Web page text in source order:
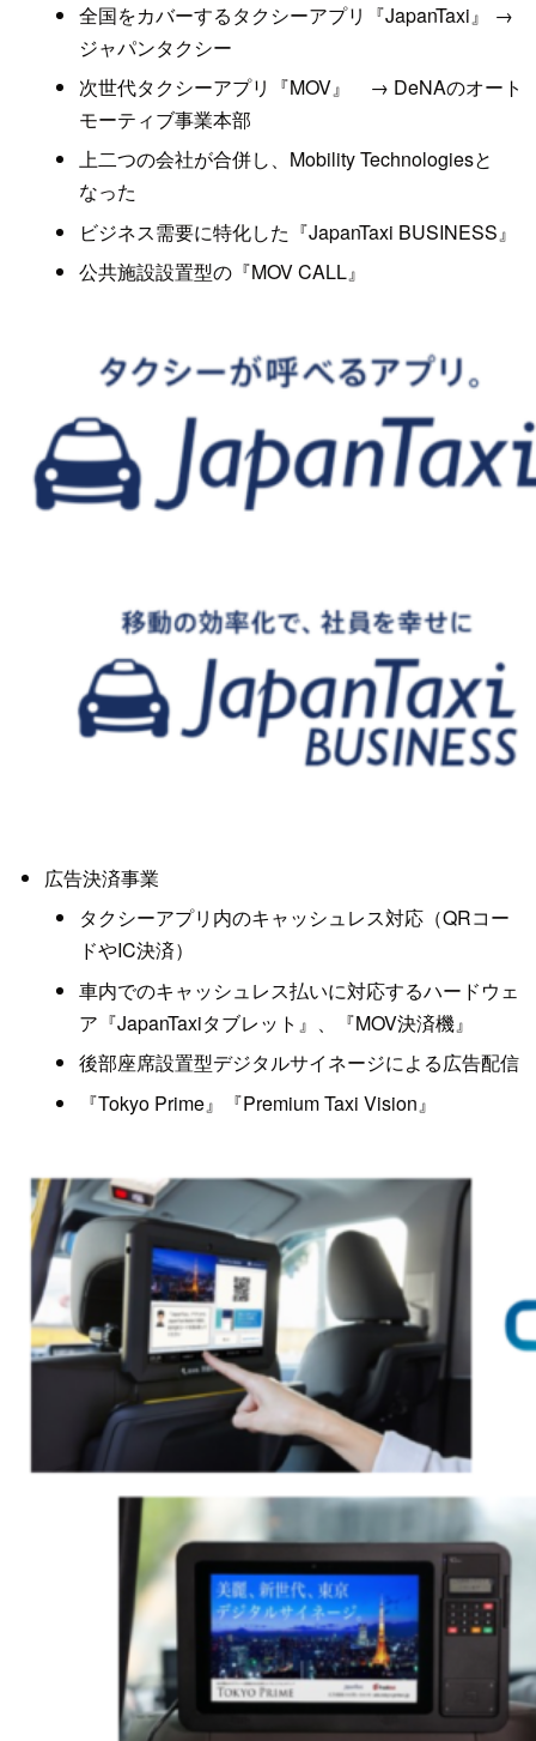
全国をカバーするタクシーアプリ『JapanTaxi』 →
ジャパンタクシー
次世代タクシーアプリ『MOV』 → DeNAのオート
モーティブ事業本部
上二つの会社が合併し、Mobility Technologiesと
なった
ビジネス需要に特化した『JapanTaxi BUSINESS』
公共施設設置型の『MOV CALL』
広告決済事業
タクシーアプリ内のキャッシュレス対応（QRコー
ドやIC決済）
車内でのキャッシュレス払いに対応するハードウェ
ア『JapanTaxiタブレット』、『MOV決済機』
後部座席設置型デジタルサイネージによる広告配信
『Tokyo Prime』『Premium Taxi Vision』